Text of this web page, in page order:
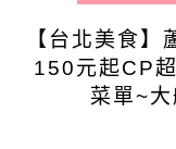
【台北美食
150元起CP
菜單~